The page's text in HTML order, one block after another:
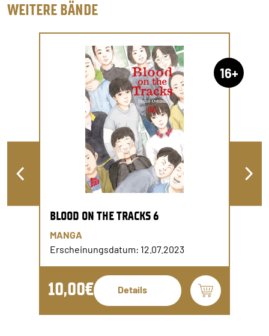
WEITERE BÄNDE
16+
BLOOD ON THE TRACKS 6
MANGA
Erscheinungsdatum: 12.07.2023
10,00€ Details